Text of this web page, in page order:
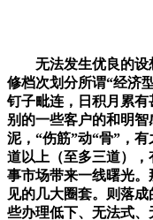
无法发生优良的设
修档次划分所谓“经济
钉子毗连，日积月累
别的一些客户的和明
泥，“伤筋”动“骨”，
道以上（至多三道）
事市场带来一线曙光
见的几大圈套。则落
些办理低下、无法式